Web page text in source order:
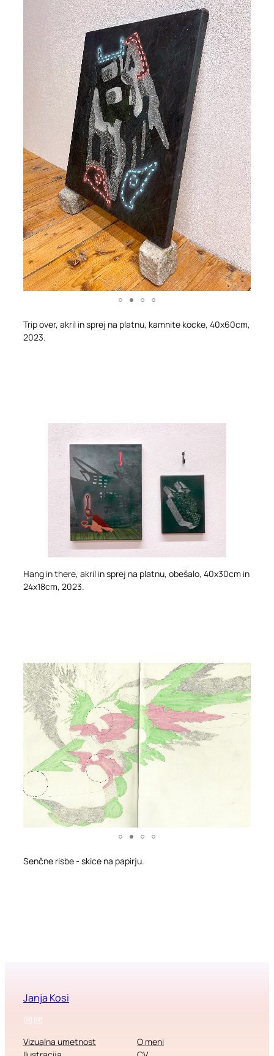
Trip over, akril in sprej na platnu, kamnite kocke, 40x60cm,
2023.
Hang in there, akril in sprej na platnu, obešalo, 40x30cm in
24x18cm, 2023.
Senčne risbe - skice na papirju.
Janja Kosi
Instagram Instagram
Vizualna umetnost
O meni